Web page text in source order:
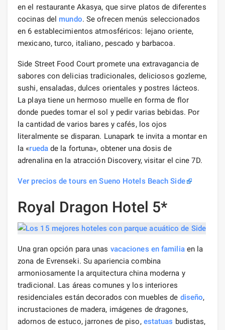
en el restaurante Akasya, que sirve platos de diferentes
cocinas del mundo. Se ofrecen menús seleccionados
en 6 establecimientos atmosféricos: lejano oriente,
mexicano, turco, italiano, pescado y barbacoa.
Side Street Food Court promete una extravagancia de
sabores con delicias tradicionales, deliciosos gozleme,
sushi, ensaladas, dulces orientales y postres lácteos.
La playa tiene un hermoso muelle en forma de flor
donde puedes tomar el sol y pedir varias bebidas. Por
la cantidad de varios bares y cafés, los ojos
literalmente se disparan. Lunapark te invita a montar en
la «ruedade la fortuna», obtener una dosis de
adrenalina en la atracción Discovery, visitar el cine 7D.
Ver precios de tours en Sueno Hotels Beach Side
Royal Dragon Hotel 5*
Una gran opción para unas vacaciones en familiaen la
zona de Evrenseki. Su apariencia combina
armoniosamente la arquitectura china moderna y
tradicional. Las áreas comunes y los interiores
residenciales están decorados con muebles de diseño,
incrustaciones de madera, imágenes de dragones,
adornos de estuco, jarrones de piso, estatuas budistas,